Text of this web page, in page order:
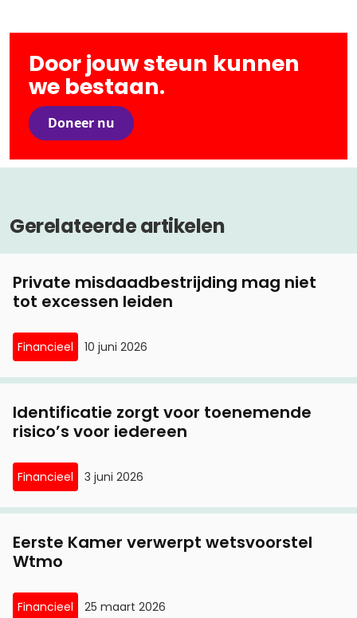
Door jouw steun kunnen
we bestaan.
Doneer nu
Gerelateerde artikelen
Private misdaadbestrijding mag niet
tot excessen leiden
Financieel 10 juni 2026
Identificatie zorgt voor toenemende
risico’s voor iedereen
Financieel 3 juni 2026
Eerste Kamer verwerpt wetsvoorstel
Wtmo
Financieel 25 maart 2026